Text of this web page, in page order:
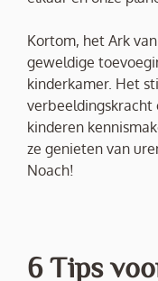
Kortom, het Ark
geweldige
kinderkamer. Het
verbeeldingskracht
kinderen
ze genieten van
Noach!
6 Tips